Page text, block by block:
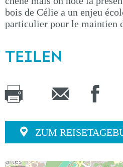
bois de Célie a un enjeu
particulier pour le maintien
TEILEN
ZUM